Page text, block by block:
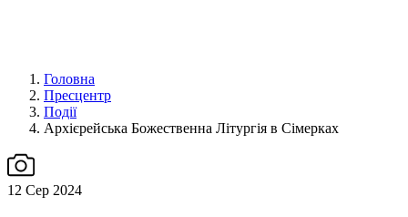
Головна
Пресцентр
Події
Архієрейська Божественна Літургія в Сімерках
12 Сер 2024